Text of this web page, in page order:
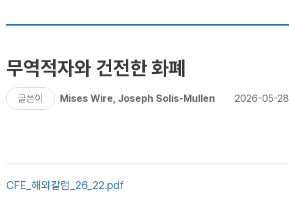
무역적자와 건전한 화폐
글쓴이 Mises Wire, Joseph Solis-Mullen 2026-05-28
CFE_해외칼럼_26_22.pdf